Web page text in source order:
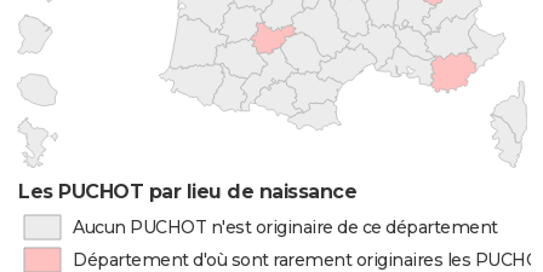
Les PUCHOT par lieu de naissance
Aucun PUCHOT n'est originaire de ce département
Département d'où sont rarement originaires les